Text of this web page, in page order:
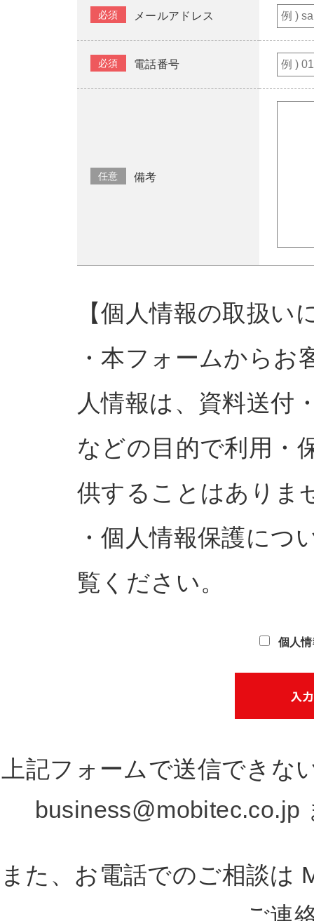
必須 メールアドレス
必須 電話番号
任意 備考
【個人情報の取扱い
・本フォームからお
人情報は、資料送付
などの目的で利用・
供することはありま
・個人情報保護につ
覧ください。
個人
上記フォームで送信できな
business@mobitec.co.jp
また、お電話でのご相談は
ご連